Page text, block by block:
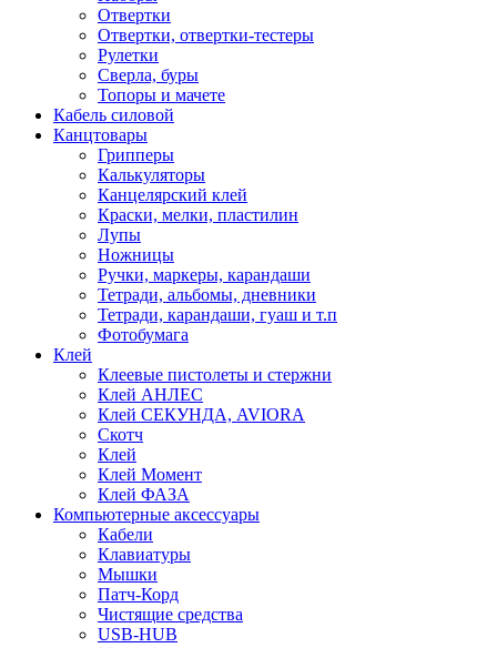
Отвертки
Отвертки, отвертки-тестеры
Рулетки
Сверла, буры
Топоры и мачете
Кабель силовой
Канцтовары
Грипперы
Калькуляторы
Канцелярский клей
Краски, мелки, пластилин
Лупы
Ножницы
Ручки, маркеры, карандаши
Тетради, альбомы, дневники
Тетради, карандаши, гуаш и т.п
Фотобумага
Клей
Клеевые пистолеты и стержни
Клей АНЛЕС
Клей СЕКУНДА, AVIORA
Скотч
Клей
Клей Момент
Клей ФАЗА
Компьютерные аксессуары
Кабели
Клавиатуры
Мышки
Патч-Корд
Чистящие средства
USB-HUB